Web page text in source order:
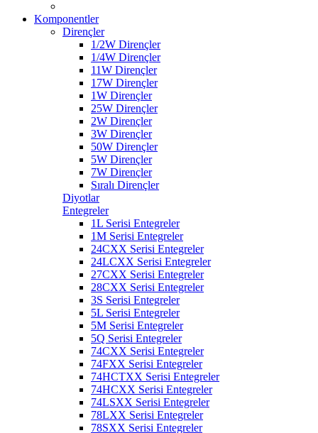
Komponentler
Dirençler
1/2W Dirençler
1/4W Dirençler
11W Dirençler
17W Dirençler
1W Dirençler
25W Dirençler
2W Dirençler
3W Dirençler
50W Dirençler
5W Dirençler
7W Dirençler
Sıralı Dirençler
Diyotlar
Entegreler
1L Serisi Entegreler
1M Serisi Entegreler
24CXX Serisi Entegreler
24LCXX Serisi Entegreler
27CXX Serisi Entegreler
28CXX Serisi Entegreler
3S Serisi Entegreler
5L Serisi Entegreler
5M Serisi Entegreler
5Q Serisi Entegreler
74CXX Serisi Entegreler
74FXX Serisi Entegreler
74HCTXX Serisi Entegreler
74HCXX Serisi Entegreler
74LSXX Serisi Entegreler
78LXX Serisi Entegreler
78SXX Serisi Entegreler